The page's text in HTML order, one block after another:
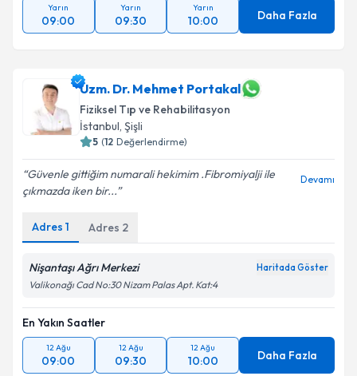
Yarın
09:00
Yarın
09:30
Yarın
10:00 Daha Fazla
Uzm. Dr. Mehmet Portakal
Fiziksel Tıp ve Rehabilitasyon
İstanbul, Şişli
5 (12 Değerlendirme)
Güvenle gittiğim numarali hekimim .Fibromiyalji ile
çıkmazda iken bir...
Devamı
Adres 1 Adres 2
Nişantaşı Ağrı Merkezi Haritada Göster
Valikonağı Cad No:30 Nizam Palas Apt. Kat:4
En Yakın Saatler
12 Ağu
09:00
12 Ağu
09:30
12 Ağu
10:00 Daha Fazla